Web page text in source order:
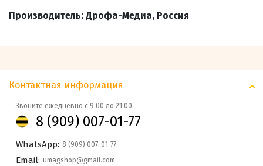
Производитель: Дрофа-Медиа, Россия
Контактная информация
Звоните ежедневно с 9:00 до 21:00
8 (909) 007-01-77
WhatsApp: 8 (909) 007-01-77
Email: umagshop@gmail.com